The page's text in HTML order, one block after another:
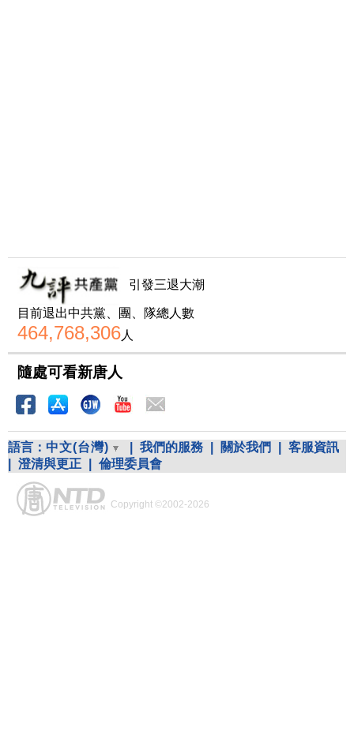
引發三退大潮
目前退出中共黨、團、隊總人數
464,768,306人
隨處可看新唐人
語言： 中文(台灣) 我們的服務 關於我們
客服資訊
澄清與更正 倫理委員會
Copyright ©2002-2026